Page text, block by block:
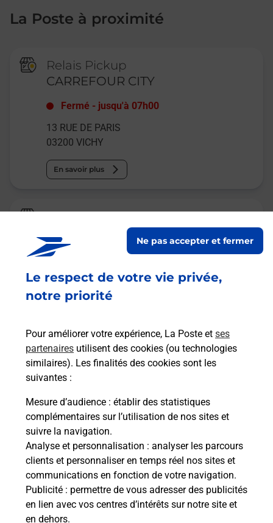
Le respect de votre vie privée,
notre priorité
Pour améliorer votre expérience, La Poste et ses
partenaires utilisent des cookies (ou technologies
similaires). Les finalités des cookies sont les
suivantes :
Mesure d’audience : établir des statistiques
complémentaires sur l’utilisation de nos sites et
suivre la navigation.
Analyse et personnalisation : analyser les parcours
clients et personnaliser en temps réel nos sites et
communications en fonction de votre navigation.
Publicité : permettre de vous adresser des publicités
en lien avec vos centres d’intérêts sur notre site et
en dehors.
Ne pas accepter et fermer
La Poste à proximité
Relais Pickup
CARREFOUR CITY
Fermé - jusqu'à 07h00
13 RUE DE PARIS
03200 VICHY
En savoir plus
La Poste
jusqu'à 09h00
PLACE CHARLES DE GAULLE
03200 VICHY
Malin !
La Poste
en ligne
Ouvert 24h/24
En savoir plus